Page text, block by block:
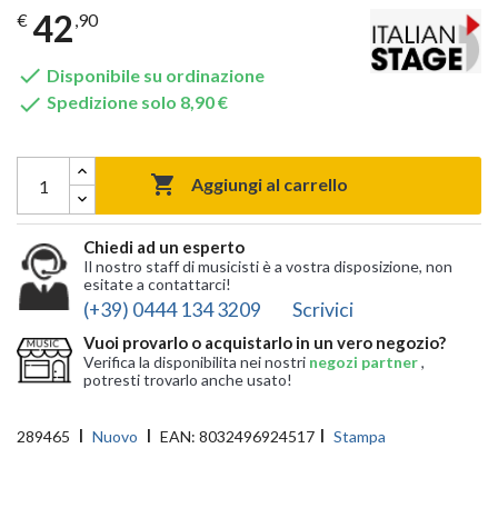
€ 42,90
 Disponibile su ordinazione
 Spedizione solo 8,90 €
 Aggiungi al carrello
Chiedi ad un esperto
Il nostro staff di musicisti è a vostra disposizione, non
esitate a contattarci!
(+39) 0444 134 3209 Scrivici
Vuoi provarlo o acquistarlo in un vero negozio?
Verifica la disponibilita nei nostri negozi partner,
potresti trovarlo anche usato!
289465 Nuovo EAN: 8032496924517 Stampa